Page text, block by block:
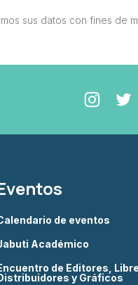
sus datos con fines de
de eventos
Académico
de Editores,
y Gráficos